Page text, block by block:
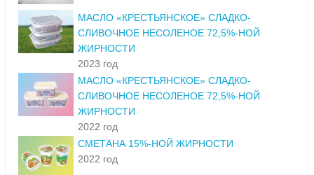
МАСЛО «КРЕСТЬЯНСКОЕ» СЛАДКО-
СЛИВОЧНОЕ НЕСОЛЕНОЕ 72,5%-НОЙ
ЖИРНОСТИ
2023 год
МАСЛО «КРЕСТЬЯНСКОЕ» СЛАДКО-
СЛИВОЧНОЕ НЕСОЛЕНОЕ 72,5%-НОЙ
ЖИРНОСТИ
2022 год
СМЕТАНА 15%-НОЙ ЖИРНОСТИ
2022 год